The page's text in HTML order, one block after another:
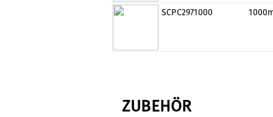
SCPC2971000
ZUBEHÖR